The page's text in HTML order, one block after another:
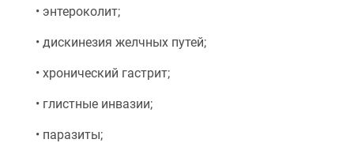
• энтероколит;
• дискинезия желчных путей;
• хронический гастрит;
• глистные инвазии;
• паразиты;